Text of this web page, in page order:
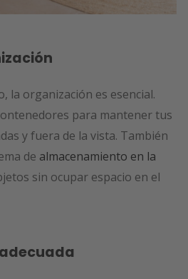
la organización es esencial.
para mantener tus
y fuera de la vista. También
de almacenamiento en la
sin ocupar espacio en el